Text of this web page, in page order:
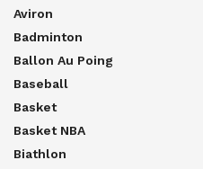
Aviron
Badminton
Ballon Au Poing
Baseball
Basket
Basket NBA
Biathlon